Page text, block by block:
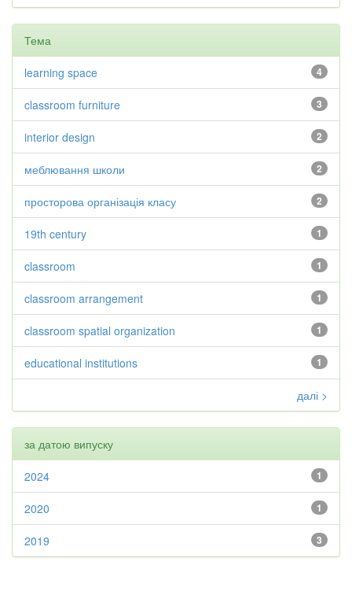
Тема
4
learning space
3
classroom furniture
2
interior design
2
меблювання школи
2
просторова організація класу
1
19th century
1
classroom
1
classroom arrangement
1
classroom spatial organization
1
educational institutions
далі >
за датою випуску
1
2024
1
2020
3
2019